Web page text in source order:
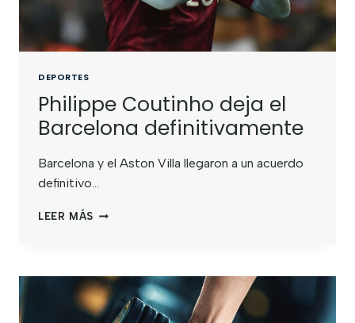
DEPORTES
Philippe Coutinho deja el
Barcelona definitivamente
Barcelona y el Aston Villa llegaron a un acuerdo
definitivo…
LEER MÁS